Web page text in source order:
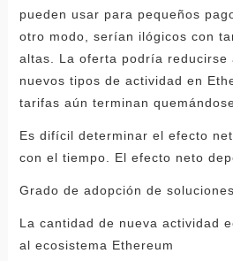
pueden usar para pequeños
otro modo, serían ilógicos con
altas. La oferta podría reducirse
nuevos tipos de actividad en
tarifas aún terminan
Es difícil determinar el efecto
con el tiempo. El efecto neto
Grado de adopción de
La cantidad de nueva actividad
al ecosistema Ethereum